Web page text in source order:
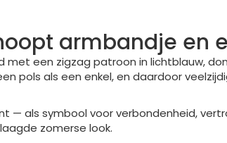
armbandje en
een zigzag patroon in lichtblauw,
pols als een enkel, en daardoor
als symbool voor verbondenheid,
zomerse look.